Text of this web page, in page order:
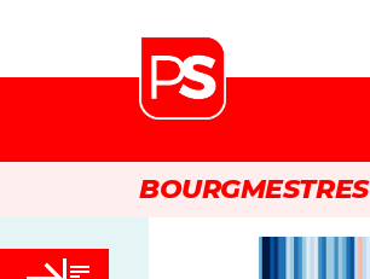
BOURGMESTRES